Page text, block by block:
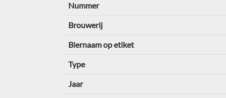
Nummer
Brouwerij
Biernaam op etiket
Type
Jaar